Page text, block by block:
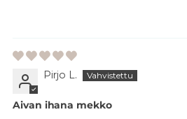
Pirjo L.
Aivan ihana mekko